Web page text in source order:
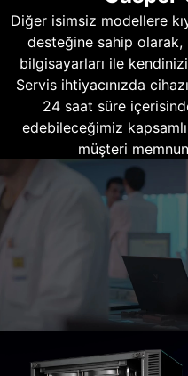
Diğer isimsiz modellere
desteğine sahip
bilgisayarları ile
Servis ihtiyacınızda
24 saat süre
edebileceğimiz
müşteri